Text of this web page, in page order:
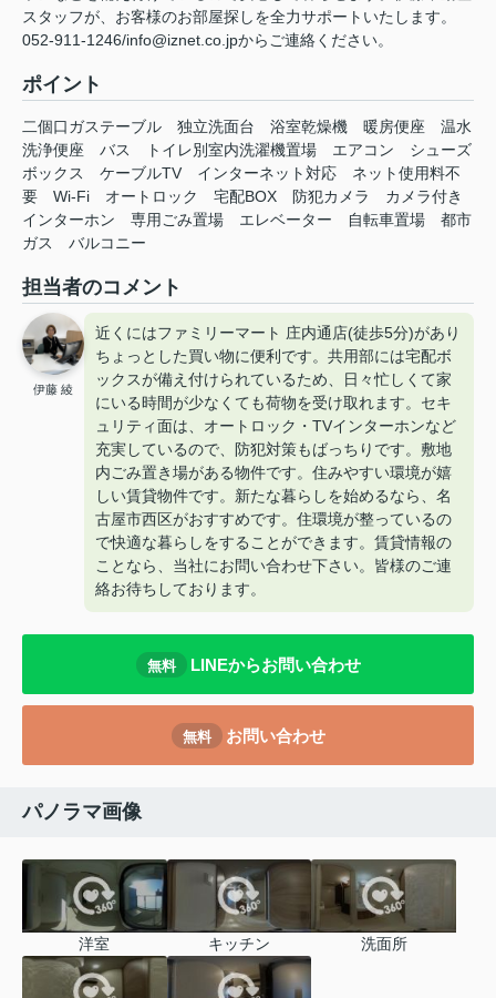
スタッフが、お客様のお部屋探しを全力サポートいたします。
052-911-1246/info@iznet.co.jpからご連絡ください。
ポイント
二個口ガステーブル 独立洗面台 浴室乾燥機 暖房便座
温水
洗浄便座
バス トイレ別室内洗濯機置場 エアコン
シューズ
ボックス
ケーブルTV インターネット対応
ネット使用料不
要
Wi-Fi オートロック 宅配BOX 防犯カメラ
カメラ付き
インターホン
専用ごみ置場 エレベーター 自転車置場
都市
ガス
バルコニー
担当者のコメント
伊藤 綾
近くにはファミリーマート 庄内通店(徒歩5分)があり
ちょっとした買い物に便利です。共用部には宅配ボ
ックスが備え付けられているため、日々忙しくて家
にいる時間が少なくても荷物を受け取れます。セキ
ュリティ面は、オートロック・TVインターホンなど
充実しているので、防犯対策もばっちりです。敷地
内ごみ置き場がある物件です。住みやすい環境が嬉
しい賃貸物件です。新たな暮らしを始めるなら、名
古屋市西区がおすすめです。住環境が整っているの
で快適な暮らしをすることができます。賃貸情報の
ことなら、当社にお問い合わせ下さい。皆様のご連
絡お待ちしております。
無料 LINEからお問い合わせ
無料 お問い合わせ
パノラマ画像
洋室 キッチン 洗面所